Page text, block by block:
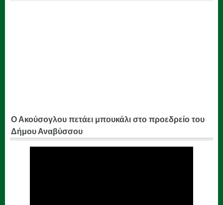
Ο Ακούσογλου πετάει μπουκάλι στο προεδρείο του
Δήμου Αναβύσσου